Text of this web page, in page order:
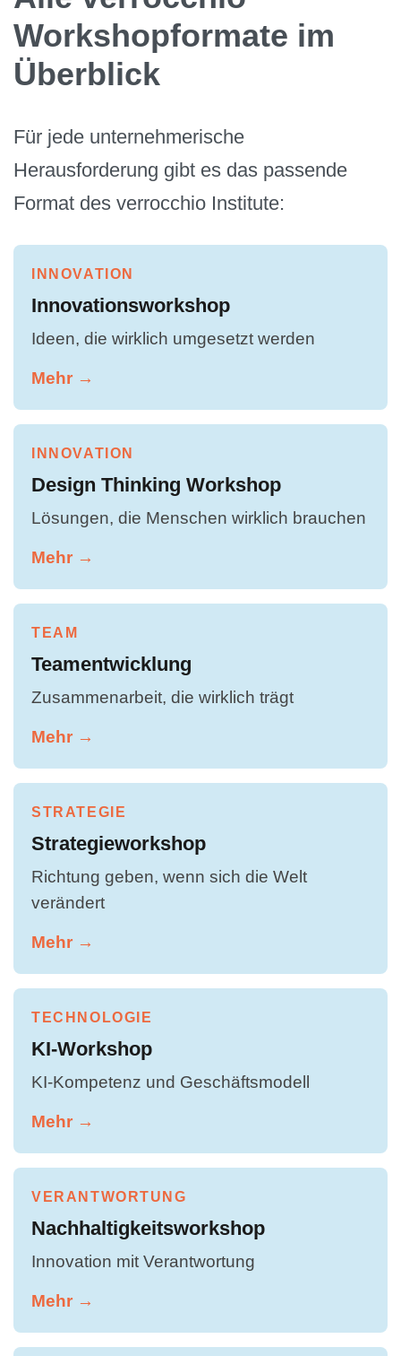
Workshopformate im
Überblick
Für jede unternehmerische
Herausforderung gibt es das passende
Format des verrocchio Institute:
INNOVATION
Innovationsworkshop
Ideen, die wirklich umgesetzt werden
Mehr →
INNOVATION
Design Thinking Workshop
Lösungen, die Menschen wirklich brauchen
Mehr →
TEAM
Teamentwicklung
Zusammenarbeit, die wirklich trägt
Mehr →
STRATEGIE
Strategieworkshop
Richtung geben, wenn sich die Welt
verändert
Mehr →
TECHNOLOGIE
KI-Workshop
KI-Kompetenz und Geschäftsmodell
Mehr →
VERANTWORTUNG
Nachhaltigkeitsworkshop
Innovation mit Verantwortung
Mehr →